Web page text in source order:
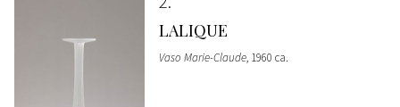
LALIQUE
Vaso Marie-Claude, 1960 ca.